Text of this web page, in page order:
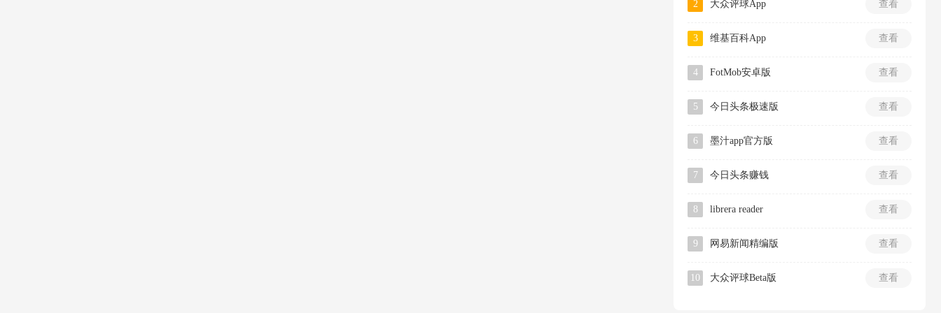
2 查看
大众评球App
3 查看
维基百科App
4 查看
FotMob安卓版
5 查看
今日头条极速版
6 查看
墨汁app官方版
7 查看
今日头条赚钱
8 查看
librera reader
9 查看
网易新闻精编版
10 查看
大众评球Beta版